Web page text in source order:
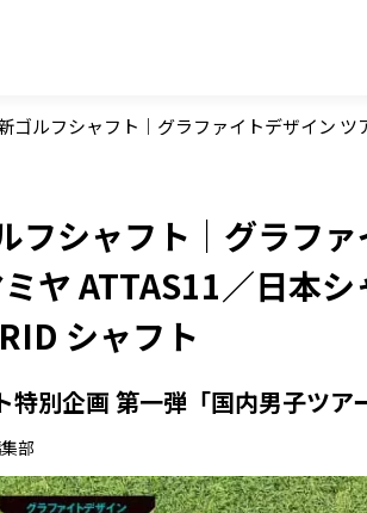
ゴルフシャフト｜グラファイトデザイン ツ
フシャフト｜グラファ
ヤ ATTAS11／日本
シャフト
特別企画 第一弾「国内男子ツア
部